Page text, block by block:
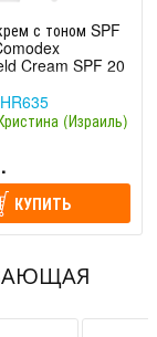
с тоном SPF
Cream SPF 20
(Израиль)
КУПИТЬ